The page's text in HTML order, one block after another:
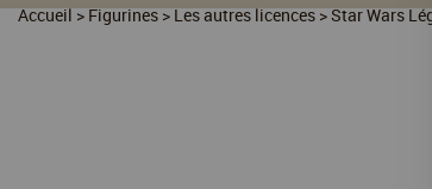
Accueil>Figurines>Les autres licences>Star Wars